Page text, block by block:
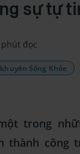
sự tự
phút đọc
Sống Khỏe
trong
thành công